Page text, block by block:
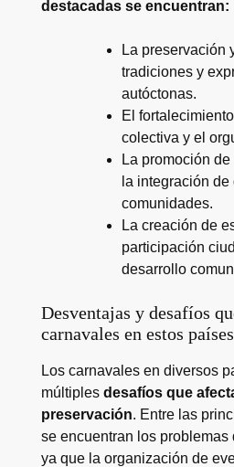
destacadas se encuentran:
La preservación
tradiciones y
autóctonas.
El
colectiva y el
La promoción
la integración
comunidades.
La creación de
participación
desarrollo
Desventajas y desafíos
carnavales en estos países
Los carnavales en diversos
múltiples desafíos que
preservación. Entre las
se encuentran los problemas
ya que la organización de